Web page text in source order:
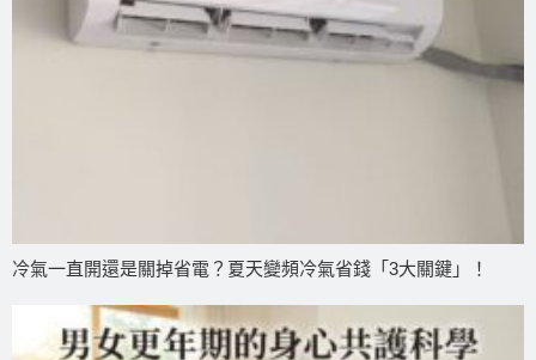
冷氣一直開還是關掉省電？夏天變頻冷氣省錢「3大關鍵」！